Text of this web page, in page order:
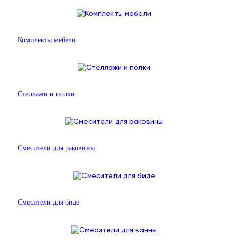
Комплекты мебели
Стеллажи и полки
Смесители для раковины
Смесители для биде